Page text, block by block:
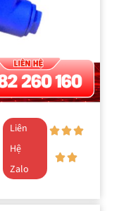
Liên
Hệ
Zalo